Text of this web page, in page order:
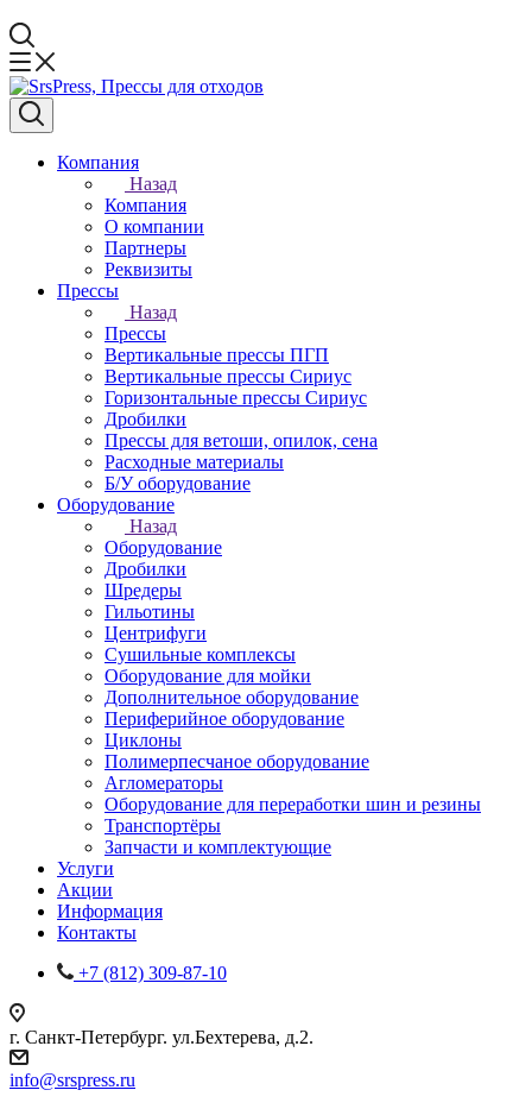
Компания
Назад
Компания
О компании
Партнеры
Реквизиты
Прессы
Назад
Прессы
Вертикальные прессы ПГП
Вертикальные прессы Сириус
Горизонтальные прессы Сириус
Дробилки
Прессы для ветоши, опилок, сена
Расходные материалы
Б/У оборудование
Оборудование
Назад
Оборудование
Дробилки
Шредеры
Гильотины
Центрифуги
Сушильные комплексы
Оборудование для мойки
Дополнительное оборудование
Периферийное оборудование
Циклоны
Полимерпесчаное оборудование
Агломераторы
Оборудование для переработки шин и резины
Транспортёры
Запчасти и комплектующие
Услуги
Акции
Информация
Контакты
+7 (812) 309-87-10
г. Санкт-Петербург. ул.Бехтерева, д.2.
info@srspress.ru